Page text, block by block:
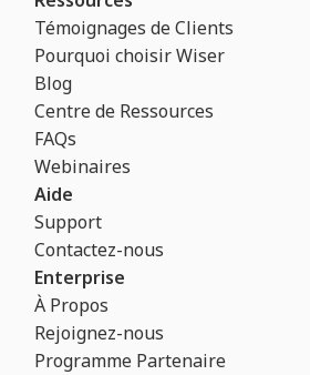
Témoignages de Clients
Pourquoi choisir Wiser
Blog
Centre de Ressources
FAQs
Webinaires
Aide
Support
Contactez-nous
Enterprise
À Propos
Rejoignez-nous
Programme Partenaire